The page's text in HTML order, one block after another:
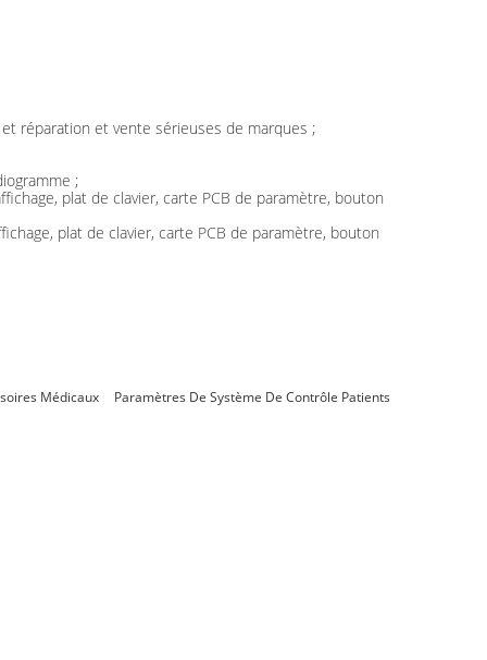
réparation et vente sérieuses de marques ;
;
plat de clavier, carte PCB de paramètre, bouton
plat de clavier, carte PCB de paramètre, bouton
Médicaux Paramètres De Système De Contrôle Patients